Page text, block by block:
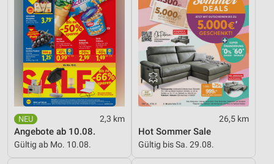
2,3 km
Angebote ab 10.08.
Gültig ab Mo. 10.08.
26,5 km
Hot Sommer Sale
Gültig bis Sa. 29.08.